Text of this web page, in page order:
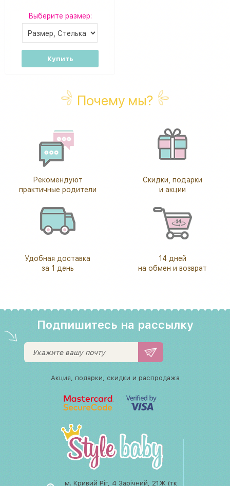
Выберите размер:
Купить
Почему мы?
Рекомендуют
практичные родители
Скидки, подарки
и акции
Удобная доставка
за 1 день
14 дней
на обмен и возврат
Подпишитесь на рассылку
Акция, подарки, скидки и распродажа
м. Кривий Ріг, 4 Зарічний, 21Ж (тк